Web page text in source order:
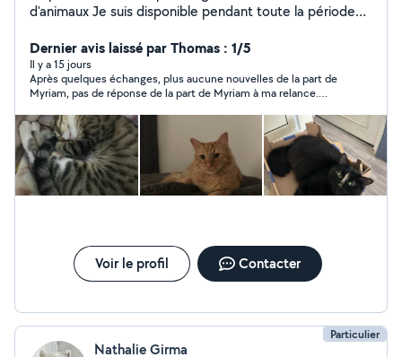
d'animaux Je suis disponible pendant toute la période
ponctuelle) ainsi que pour la garde de vos animaux.
Ayant vécu avec des chats, je sais très bien m'en
occuper et répondre à leurs besoins avec attention et
bienveillance. Concernant les enfants, j'ai déjà de
l'expérience dans la garde régulière et occasionnelle.
Sérieuse, responsable et à l'écoute, j'entretiens de très
bonnes relations avec les enfants et veille à leur
sécurité tout en leur proposant des activités adaptées.
N'hésitez pas à me contacter pour plus d'informations
Dernier avis laissé par Thomas : 1/5
Il y a 15 jours
Après quelques échanges, plus aucune nouvelles de la part de
Myriam, pas de réponse de la part de Myriam à ma relance.
Voir le profil Contacter
Particulier
Nathalie Girma